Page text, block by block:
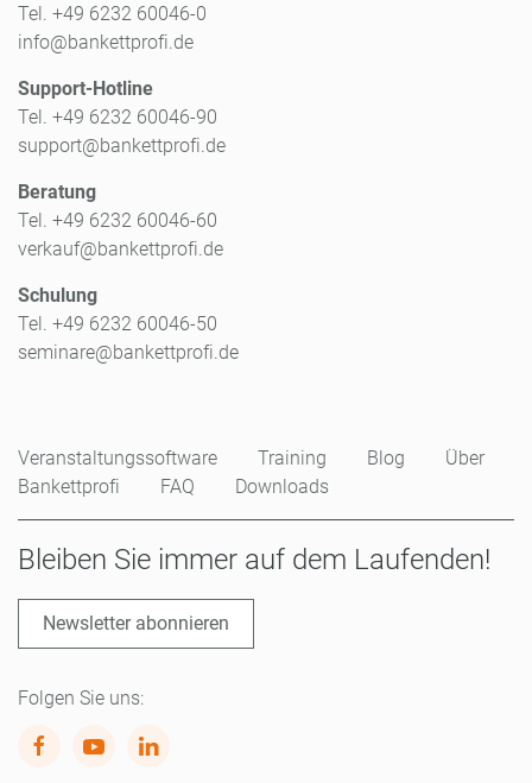
Tel. +49 6232 60046-0
info@bankettprofi.de
Support-Hotline
Tel. +49 6232 60046-90
support@bankettprofi.de
Beratung
Tel. +49 6232 60046-60
verkauf@bankettprofi.de
Schulung
Tel. +49 6232 60046-50
seminare@bankettprofi.de
Veranstaltungssoftware Training Blog
Über
Bankettprofi
FAQ Downloads
Bleiben Sie immer auf dem Laufenden!
Newsletter abonnieren
Folgen Sie uns: